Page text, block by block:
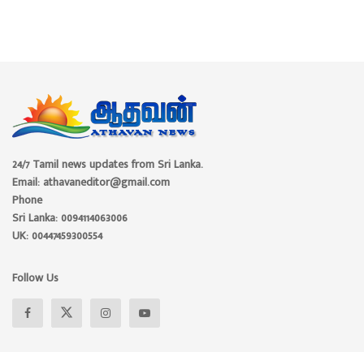
24/7 Tamil news updates from Sri Lanka.
Email: athavaneditor@gmail.com
Phone
Sri Lanka: 0094114063006
UK: 00447459300554
Follow Us